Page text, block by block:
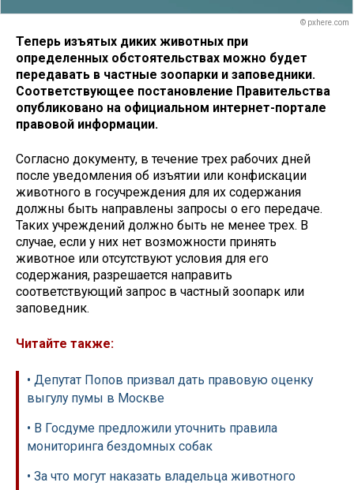
© pxhere.com
Теперь изъятых диких животных при
определенных обстоятельствах можно будет
передавать в частные зоопарки и заповедники.
Соответствующее постановление Правительства
опубликовано на официальном интернет-портале
правовой информации.
Согласно документу, в течение трех рабочих дней
после уведомления об изъятии или конфискации
животного в госучреждения для их содержания
должны быть направлены запросы о его передаче.
Таких учреждений должно быть не менее трех. В
случае, если у них нет возможности принять
животное или отсутствуют условия для его
содержания, разрешается направить
соответствующий запрос в частный зоопарк или
заповедник.
Читайте также:
• Депутат Попов призвал дать правовую оценку
выгулу пумы в Москве
• В Госдуме предложили уточнить правила
мониторинга бездомных собак
• За что могут наказать владельца животного